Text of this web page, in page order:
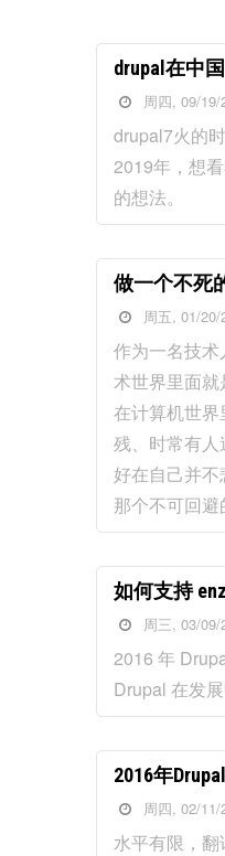
drupal在中
周四, 09/
drupal7火的
2019年，想
的想法。
做一个不死
周五, 01/
作为一名技
术世界里面
在计算机世
残、时常有人
好在自己并
那个不可回
如何支持
周三, 03/
2016 年
Drupal 在发
2016年
周四, 02/
水平有限，